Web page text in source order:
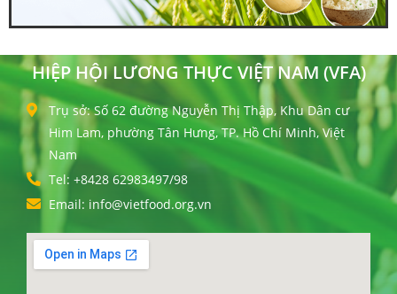
HIỆP HỘI LƯƠNG THỰC VIỆT NAM (VFA)
Trụ sở: Số 62 đường Nguyễn Thị Thập, Khu Dân cư
Him Lam, phường Tân Hưng, TP. Hồ Chí Minh, Việt
Nam
Tel: +8428 62983497/98
Email: info@vietfood.org.vn